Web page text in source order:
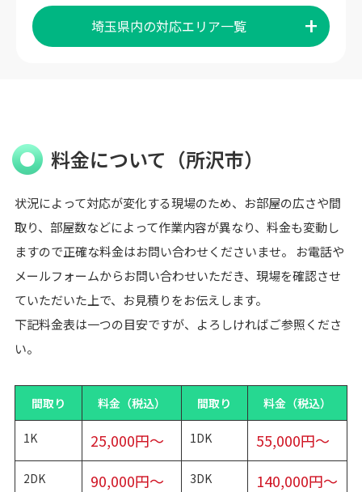
埼玉県内の対応エリア一覧
料金について（所沢市）
状況によって対応が変化する現場のため、お部屋の広さや間
取り、部屋数などによって作業内容が異なり、料金も変動し
ますので正確な料金はお問い合わせくださいませ。 お電話や
メールフォームからお問い合わせいただき、現場を確認させ
ていただいた上で、お見積りをお伝えします。
下記料金表は一つの目安ですが、よろしければご参照くださ
い。
間取り 料金（税込） 間取り 料金（税込）
1K 25,000円～ 1DK 55,000円～
2DK 90,000円～ 3DK 140,000円～